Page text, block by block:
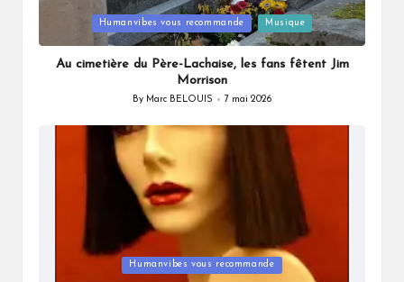
Humanvibes vous recommande Musique
Au cimetière du Père-Lachaise, les fans fêtent Jim
Morrison
Posted
By Marc BELOUIS 7 mai 2026
Humanvibes vous recommande